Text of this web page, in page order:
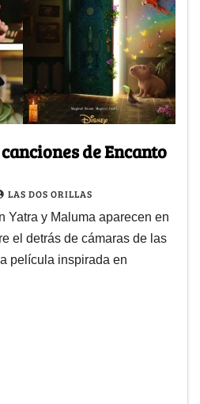
de Encanto
LAS DOS ORILLAS
Yatra y Maluma aparecen en
el detrás de cámaras de las
película inspirada en